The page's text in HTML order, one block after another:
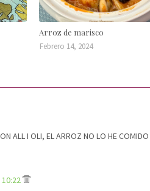
Arroz de marisco
Febrero 14, 2024
ALL I OLI, EL ARROZ NO LO HE